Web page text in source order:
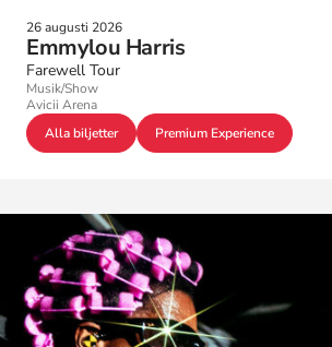
26 augusti 2026
Emmylou Harris
Farewell Tour
Musik/Show
Avicii Arena
Alla biljetter
Premium Experience